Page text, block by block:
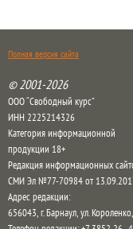
Полная версия сайта
© 2001-2026
ООО “Свободный курс”
ИНН 2225214326
Категория информационной
продукции 18+
Редакция информационных
СМИ Эл №77-70984 от
Адрес редакции:
656043,г. Барнаул,ул.